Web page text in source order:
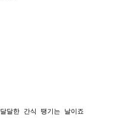
달한 간식 땡기는 날이죠